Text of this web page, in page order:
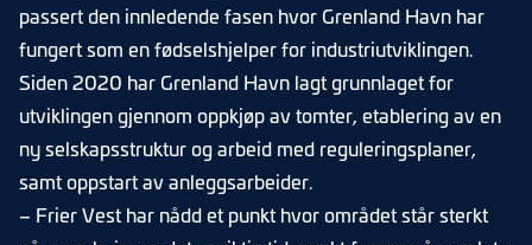
passert den innledende fasen hvor Grenland Havn har
fungert som en fødselshjelper for industriutviklingen.
Siden 2020 har Grenland Havn lagt grunnlaget for
utviklingen gjennom oppkjøp av tomter, etablering av en
ny selskapsstruktur og arbeid med reguleringsplaner,
samt oppstart av anleggsarbeider.
– Frier Vest har nådd et punkt hvor området står sterkt